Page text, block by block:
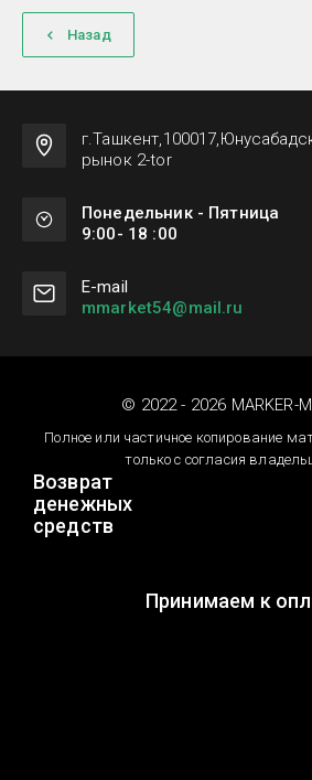
Назад
рынок 2-tor
Понедельник - Пятница
9:00- 18 :00
Е-mail
mmarket54@mail.ru
© 2022 - 2026 MARKER-
Полное или частичное копирование
только с согласия
Возврат
денежных
средств
Принимаем к